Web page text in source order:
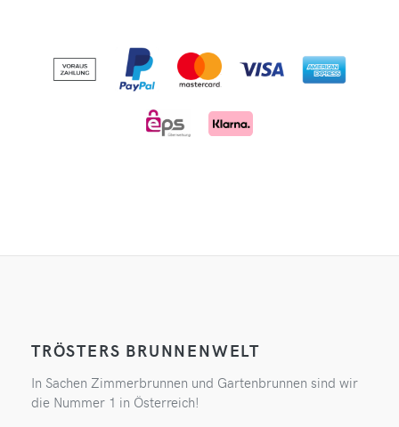
TRÖSTERS BRUNNENWELT
In Sachen Zimmerbrunnen und Gartenbrunnen sind wir
die Nummer 1 in Österreich!